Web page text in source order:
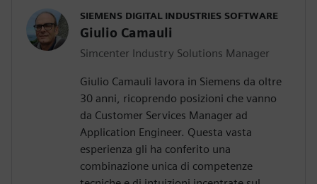
SIEMENS DIGITAL INDUSTRIES SOFTWARE
Giulio Camauli
Simcenter Industry Solutions Manager
Giulio Camauli lavora in Siemens da oltre
30 anni, ricoprendo posizioni che vanno
da Customer Services Manager ad
Application Engineer. Questa vasta
esperienza gli ha conferito una
combinazione unica di competenze